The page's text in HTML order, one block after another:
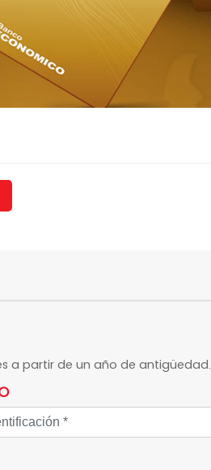
a partir de un año de antigüedad.